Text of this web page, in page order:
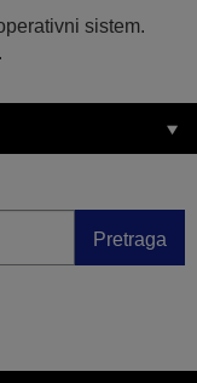
sistem.
Pretraga